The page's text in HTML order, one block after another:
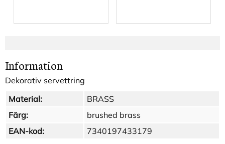
Information
Dekorativ servettring
Material:
BRASS
Färg:
brushed brass
EAN-kod:
7340197433179